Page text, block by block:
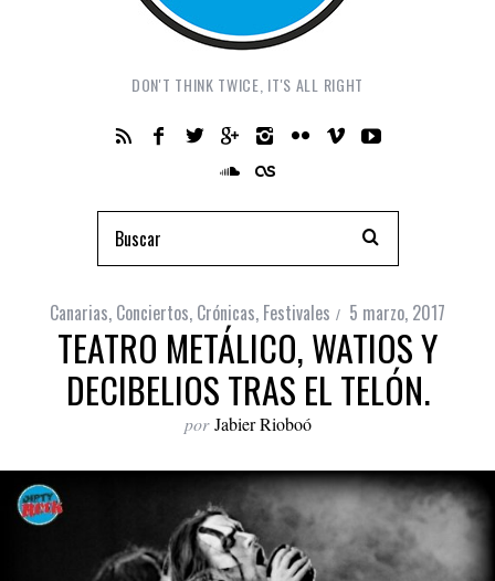
DON'T THINK TWICE, IT'S ALL RIGHT
Canarias, Conciertos, Crónicas, Festivales 5 marzo, 2017
TEATRO METÁLICO, WATIOS Y
DECIBELIOS TRAS EL TELÓN.
por Jabier Rioboó